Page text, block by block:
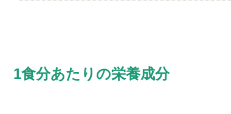
1食分あたりの栄養成分